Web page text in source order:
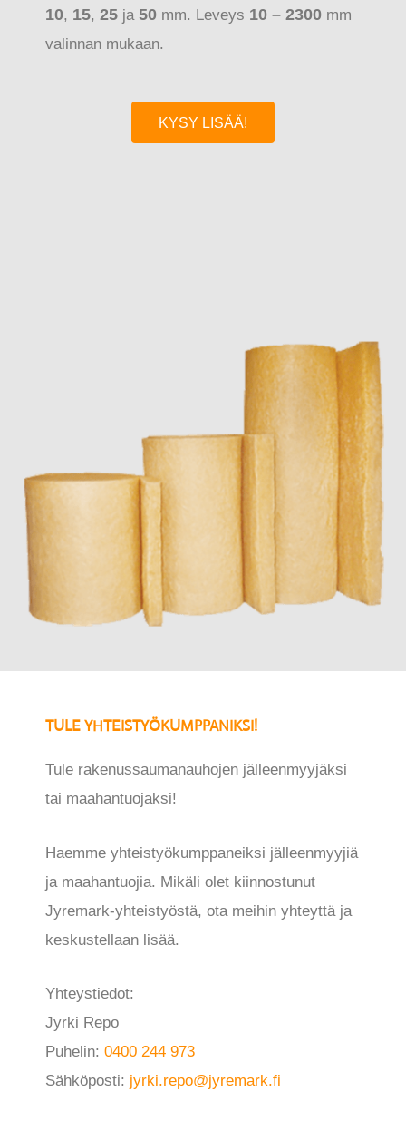
10, 15, 25 ja 50 mm. Leveys 10 – 2300 mm
valinnan mukaan.
KYSY LISÄÄ!
TULE YHTEISTYÖKUMPPANIKSI!
Tule rakenussaumanauhojen jälleenmyyjäksi
tai maahantuojaksi!
Haemme yhteistyökumppaneiksi jälleenmyyjiä
ja maahantuojia. Mikäli olet kiinnostunut
Jyremark-yhteistyöstä, ota meihin yhteyttä ja
keskustellaan lisää.
Yhteystiedot:
Jyrki Repo
Puhelin: 0400 244 973
Sähköposti: jyrki.repo@jyremark.fi